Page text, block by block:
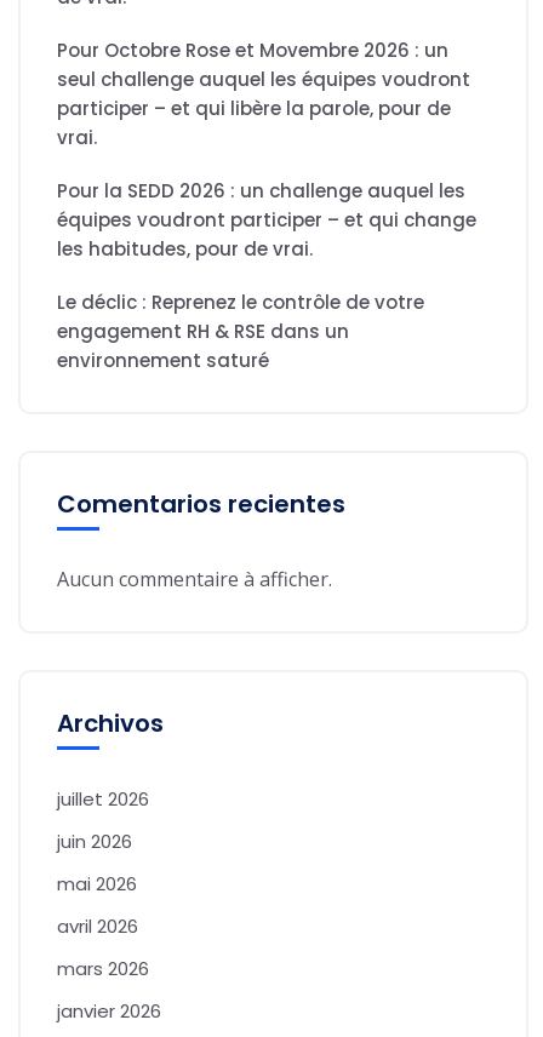
Pour Octobre Rose et Movembre 2026 : un
seul challenge auquel les équipes voudront
participer – et qui libère la parole, pour de
vrai.
Pour la SEDD 2026 : un challenge auquel les
équipes voudront participer – et qui change
les habitudes, pour de vrai.
Le déclic : Reprenez le contrôle de votre
engagement RH & RSE dans un
environnement saturé
Comentarios recientes
Aucun commentaire à afficher.
Archivos
juillet 2026
juin 2026
mai 2026
avril 2026
mars 2026
janvier 2026